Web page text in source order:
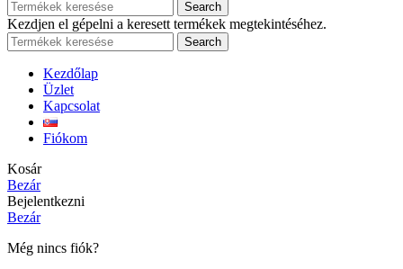
Search
Kezdjen el gépelni a keresett termékek megtekintéséhez.
Search
Kezdőlap
Üzlet
Kapcsolat
Fiókom
Kosár
Bezár
Bejelentkezni
Bezár
Még nincs fiók?